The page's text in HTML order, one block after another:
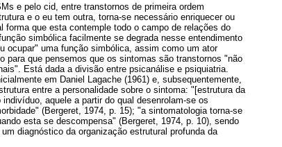
e pelo cid, entre transtornos de primeira ordem
e o eu tem outra, torna-se necessário enriquecer ou
que esta contemple todo o campo de relações do
simbólica facilmente se degrada nesse entendimento
ocupar" uma função simbólica, assim como um ator
para que pensemos que os sintomas são transtornos "não
Está dada a divisão entre psicanálise e psiquiatria.
em Daniel Lagache (1961) e, subsequentemente,
entre a personalidade sobre o sintoma: "[estrutura da
aquele a partir do qual desenrolam-se os
(Bergeret, 1974, p. 15); "a sintomatologia torna-se
esta se descompensa" (Bergeret, 1974, p. 10), sendo
diagnóstico da organização estrutural profunda da